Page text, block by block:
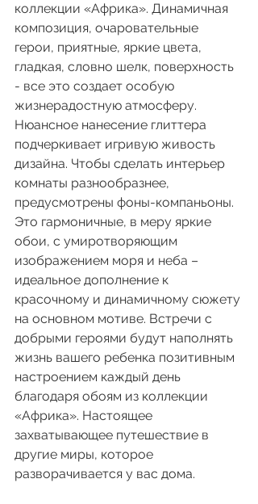
коллекции «Африка». Динамичная
композиция, очаровательные
герои, приятные, яркие цвета,
гладкая, словно шелк, поверхность
- все это создает особую
жизнерадостную атмосферу.
Нюансное нанесение глиттера
подчеркивает игривую живость
дизайна. Чтобы сделать интерьер
комнаты разнообразнее,
предусмотрены фоны-компаньоны.
Это гармоничные, в меру яркие
обои, с умиротворяющим
изображением моря и неба –
идеальное дополнение к
красочному и динамичному сюжету
на основном мотиве. Встречи с
добрыми героями будут наполнять
жизнь вашего ребенка позитивным
настроением каждый день
благодаря обоям из коллекции
«Африка». Настоящее
захватывающее путешествие в
другие миры, которое
разворачивается у вас дома.